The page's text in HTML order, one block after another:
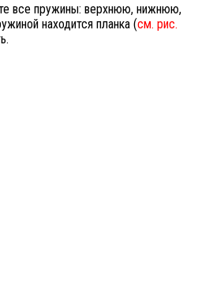
все пружины: верхнюю, нижнюю,
находится планка (см. рис.